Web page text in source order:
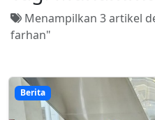
Menampilkan 3 artikel
farhan"
Berita